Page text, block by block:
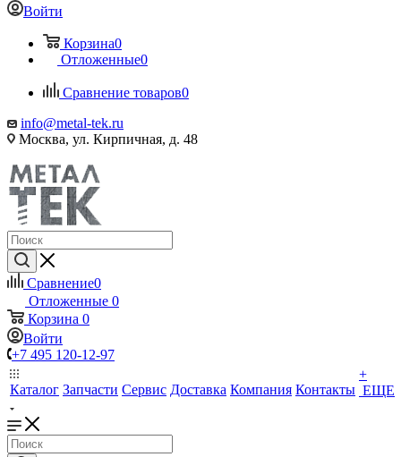
Войти
Корзина0
Отложенные0
Сравнение товаров0
info@metal-tek.ru
Москва, ул. Кирпичная, д. 48
Сравнение0
Отложенные 0
Корзина 0
Войти
+7 495 120-12-97
Каталог Запчасти Сервис Доставка Компания Контакты
+
ЕЩЕ